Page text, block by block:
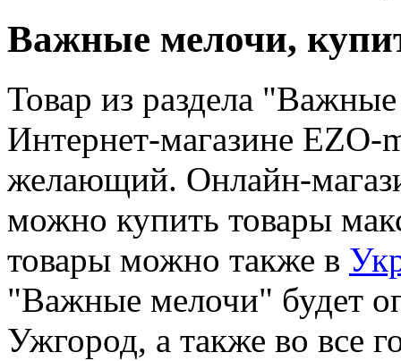
Важные мелочи,
Товар из раздела
Интернет-магазине
желающий. Онлайн-
можно купить товары
товары можно также в
"Важные мелочи" будет
Ужгород, а также во все